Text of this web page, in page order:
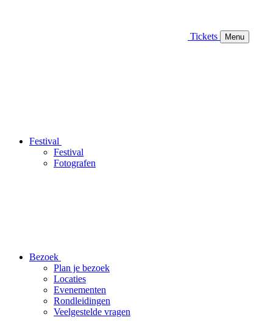
Tickets Menu
Festival
Festival
Fotografen
Bezoek
Plan je bezoek
Locaties
Evenementen
Rondleidingen
Veelgestelde vragen